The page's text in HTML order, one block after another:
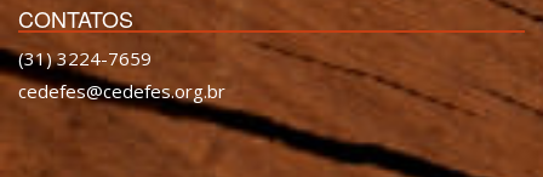
CONTATOS
(31) 3224-7659
cedefes@cedefes.org.br